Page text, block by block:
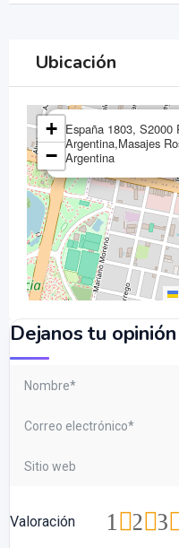
Ubicación
España 1803, S2000
Argentina,Masajes
Argentina
+
−
Dejanos tu
Valoración 3
2
1